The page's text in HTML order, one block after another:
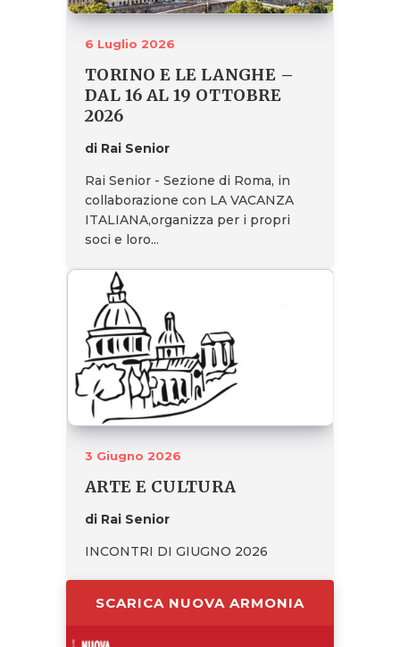
6 Luglio 2026
TORINO E LE LANGHE –
DAL 16 AL 19 OTTOBRE
2026
di Rai Senior
Rai Senior - Sezione di Roma, in
collaborazione con LA VACANZA
ITALIANA,organizza per i propri
soci e loro...
3 Giugno 2026
ARTE E CULTURA
di Rai Senior
INCONTRI DI GIUGNO 2026
SCARICA NUOVA ARMONIA